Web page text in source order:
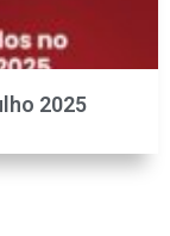
2025